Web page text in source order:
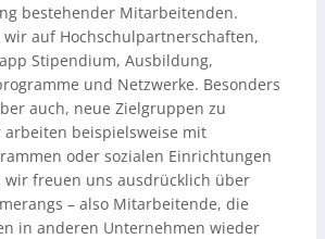
bestehender Mitarbeitenden.
wir auf Hochschulpartnerschaften,
Stipendium, Ausbildung,
und Netzwerke. Besonders
auch, neue Zielgruppen zu
arbeiten beispielsweise mit
oder sozialen Einrichtungen
wir freuen uns ausdrücklich über
– also Mitarbeitende, die
in anderen Unternehmen wieder